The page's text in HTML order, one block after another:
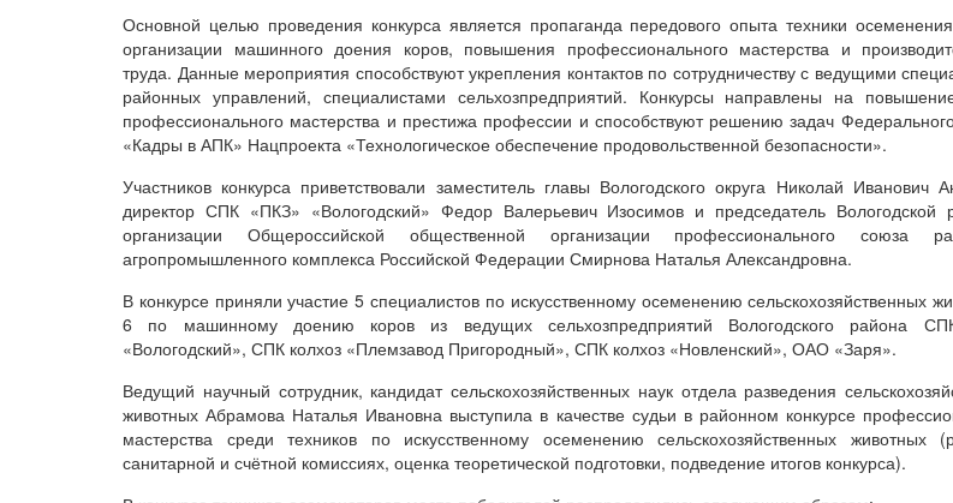
Основной целью проведения конкурса является пропаганда передового опыта техники
организации машинного доения коров, повышения профессионального мастерства и
труда. Данные мероприятия способствуют укрепления контактов по сотрудничеству с ведущими
районных управлений, специалистами сельхозпредприятий. Конкурсы направлены на
профессионального мастерства и престижа профессии и способствуют решению задач
«Кадры в АПК» Нацпроекта «Технологическое обеспечение продовольственной безопасности».
Участников конкурса приветствовали заместитель главы Вологодского округа Николай Иванович
директор СПК «ПКЗ» «Вологодский» Федор Валерьевич Изосимов и председатель Вологодской
организации Общероссийской общественной организации профессионального союза
агропромышленного комплекса Российской Федерации Смирнова Наталья Александровна.
В конкурсе приняли участие 5 специалистов по искусственному осеменению сельскохозяйственных
6 по машинному доению коров из ведущих сельхозпредприятий Вологодского района
«Вологодский», СПК колхоз «Племзавод Пригородный», СПК колхоз «Новленский», ОАО «Заря».
Ведущий научный сотрудник, кандидат сельскохозяйственных наук отдела разведения
животных Абрамова Наталья Ивановна выступила в качестве судьи в районном конкурсе
мастерства среди техников по искусственному осеменению сельскохозяйственных животных
санитарной и счётной комиссиях, оценка теоретической подготовки, подведение итогов конкурса).